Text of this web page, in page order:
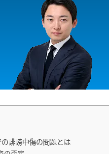
誹謗中傷の問題とは